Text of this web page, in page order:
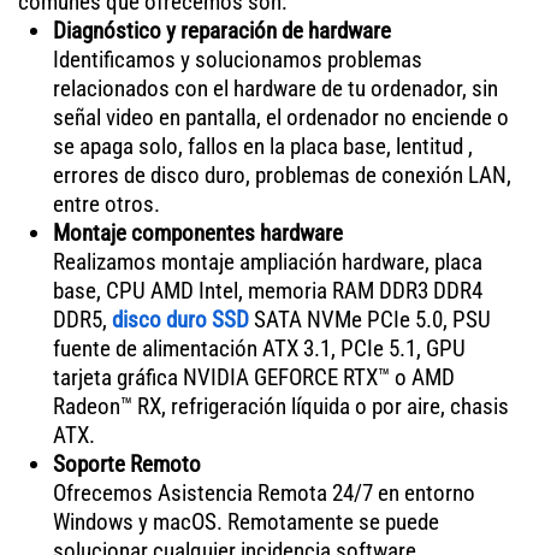
Diagnóstico y reparación de hardware
Identificamos y solucionamos problemas
relacionados con el hardware de tu ordenador, sin
señal video en pantalla, el ordenador no enciende o
se apaga solo, fallos en la placa base, lentitud ,
errores de disco duro, problemas de conexión LAN,
entre otros.
Montaje componentes hardware
Realizamos montaje ampliación hardware, placa
base, CPU AMD Intel, memoria RAM DDR3 DDR4
DDR5, disco duro SSDSATA NVMe PCIe 5.0, PSU
fuente de alimentación ATX 3.1, PCIe 5.1, GPU
tarjeta gráfica NVIDIA GEFORCE RTX™ o AMD
Radeon™ RX, refrigeración líquida o por aire, chasis
ATX.
Soporte Remoto
Ofrecemos Asistencia Remota 24/7 en entorno
Windows y macOS. Remotamente se puede